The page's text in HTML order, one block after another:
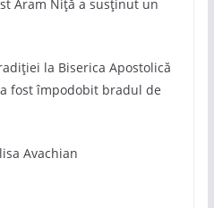
Aram Niță a susținut un
la Biserica Apostolică
fost împodobit bradul de
Avachian